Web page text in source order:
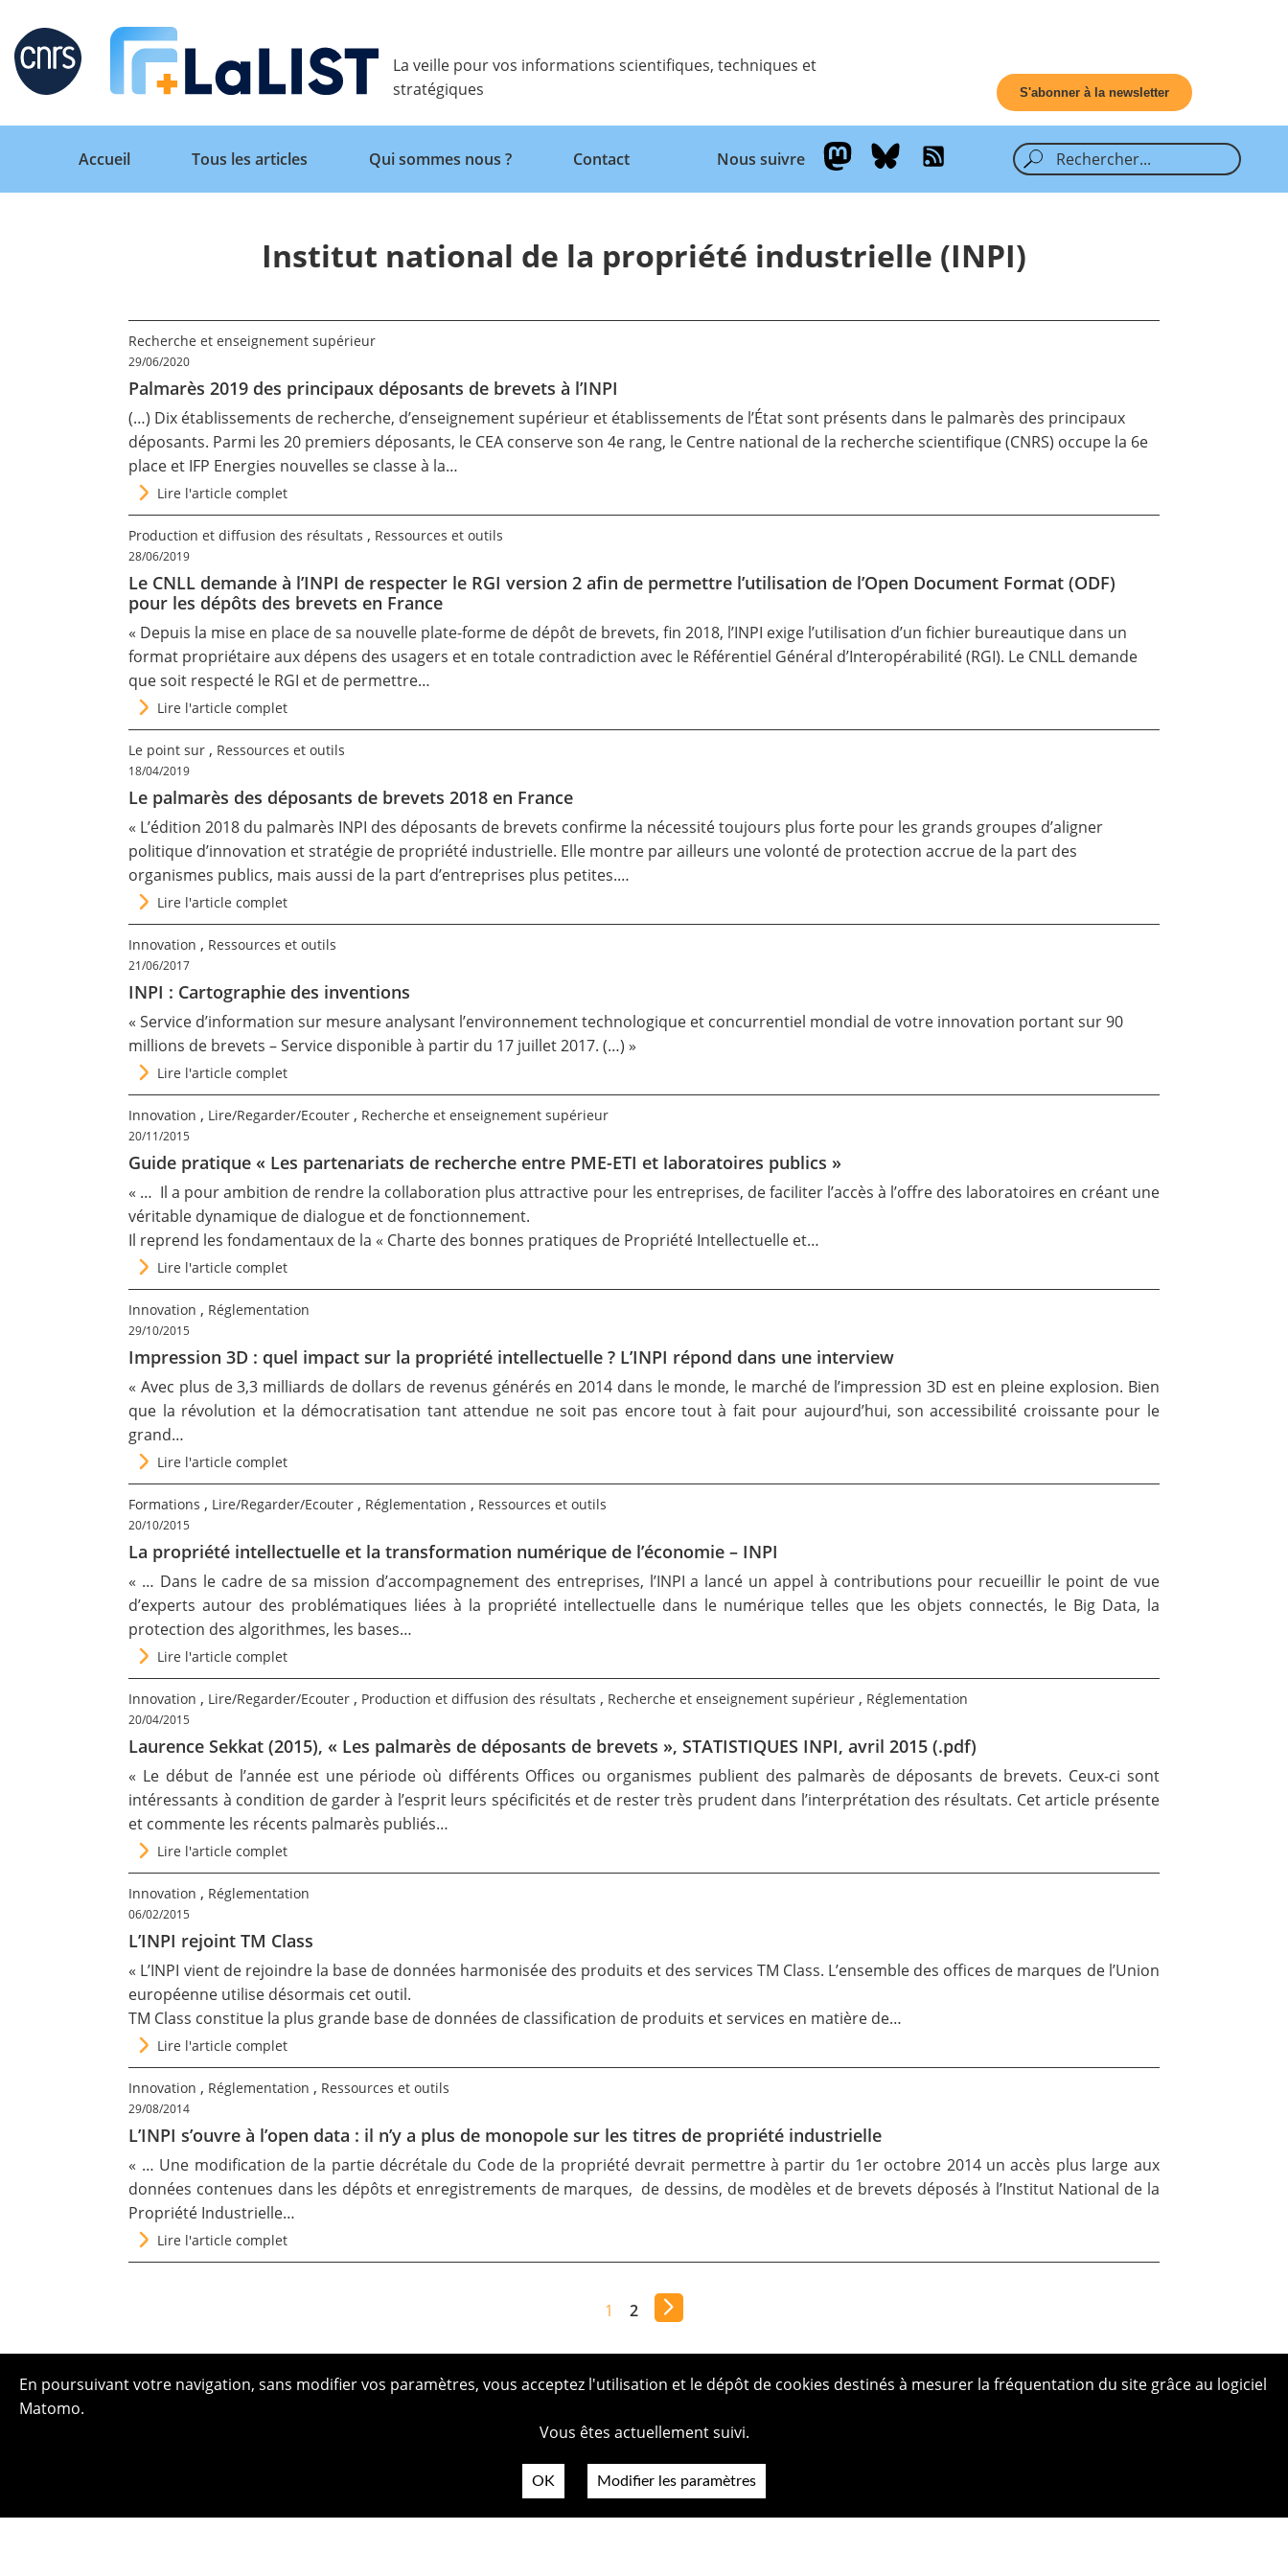
Retour
Tous les articles
Qui sommes nous ?
La veille pour vos informations scientifiques, techniques et
stratégiques
S'abonner à la newsletter
Accueil Tous les articles Qui sommes nous ? Contact Nous suivre
Institut national de la propriété industrielle (INPI)
Recherche et enseignement supérieur
29/06/2020
Palmarès 2019 des principaux déposants de brevets à l’INPI
(…) Dix établissements de recherche, d’enseignement supérieur et établissements de l’État sont présents dans le palmarès des principaux
déposants. Parmi les 20 premiers déposants, le CEA conserve son 4e rang, le Centre national de la recherche scientifique (CNRS) occupe la 6e
place et IFP Energies nouvelles se classe à la…
Lire l'article complet
Production et diffusion des résultats , Ressources et outils
28/06/2019
Le CNLL demande à l’INPI de respecter le RGI version 2 afin de permettre l’utilisation de l’Open Document Format (ODF)
pour les dépôts des brevets en France
« Depuis la mise en place de sa nouvelle plate-forme de dépôt de brevets, fin 2018, l’INPI exige l’utilisation d’un fichier bureautique dans un
format propriétaire aux dépens des usagers et en totale contradiction avec le Référentiel Général d’Interopérabilité (RGI). Le CNLL demande
que soit respecté le RGI et de permettre…
Lire l'article complet
Le point sur , Ressources et outils
18/04/2019
Le palmarès des déposants de brevets 2018 en France
« L’édition 2018 du palmarès INPI des déposants de brevets confirme la nécessité toujours plus forte pour les grands groupes d’aligner
politique d’innovation et stratégie de propriété industrielle. Elle montre par ailleurs une volonté de protection accrue de la part des
organismes publics, mais aussi de la part d’entreprises plus petites.…
Lire l'article complet
Innovation , Ressources et outils
21/06/2017
INPI : Cartographie des inventions
« Service d’information sur mesure analysant l’environnement technologique et concurrentiel mondial de votre innovation portant sur 90
millions de brevets – Service disponible à partir du 17 juillet 2017. (…) »
Lire l'article complet
Innovation , Lire/Regarder/Ecouter , Recherche et enseignement supérieur
20/11/2015
Guide pratique « Les partenariats de recherche entre PME-ETI et laboratoires publics »
« … Il a pour ambition de rendre la collaboration plus attractive pour les entreprises, de faciliter l’accès à l’offre des laboratoires en créant une
véritable dynamique de dialogue et de fonctionnement.
Il reprend les fondamentaux de la « Charte des bonnes pratiques de Propriété Intellectuelle et…
Lire l'article complet
Innovation , Réglementation
29/10/2015
Impression 3D : quel impact sur la propriété intellectuelle ? L’INPI répond dans une interview
« Avec plus de 3,3 milliards de dollars de revenus générés en 2014 dans le monde, le marché de l’impression 3D est en pleine explosion. Bien
que la révolution et la démocratisation tant attendue ne soit pas encore tout à fait pour aujourd’hui, son accessibilité croissante pour le
grand…
Lire l'article complet
Formations , Lire/Regarder/Ecouter , Réglementation , Ressources et outils
20/10/2015
La propriété intellectuelle et la transformation numérique de l’économie – INPI
« … Dans le cadre de sa mission d’accompagnement des entreprises, l’INPI a lancé un appel à contributions pour recueillir le point de vue
d’experts autour des problématiques liées à la propriété intellectuelle dans le numérique telles que les objets connectés, le Big Data, la
protection des algorithmes, les bases…
Lire l'article complet
Innovation , Lire/Regarder/Ecouter , Production et diffusion des résultats , Recherche et enseignement supérieur , Réglementation
20/04/2015
Laurence Sekkat (2015), « Les palmarès de déposants de brevets », STATISTIQUES INPI, avril 2015 (.pdf)
« Le début de l’année est une période où différents Offices ou organismes publient des palmarès de déposants de brevets. Ceux-ci sont
intéressants à condition de garder à l’esprit leurs spécificités et de rester très prudent dans l’interprétation des résultats. Cet article présente
et commente les récents palmarès publiés…
Lire l'article complet
Innovation , Réglementation
06/02/2015
L’INPI rejoint TM Class
« L’INPI vient de rejoindre la base de données harmonisée des produits et des services TM Class. L’ensemble des offices de marques de l’Union
européenne utilise désormais cet outil.
TM Class constitue la plus grande base de données de classification de produits et services en matière de…
Lire l'article complet
Innovation , Réglementation , Ressources et outils
29/08/2014
L’INPI s’ouvre à l’open data : il n’y a plus de monopole sur les titres de propriété industrielle
« … Une modification de la partie décrétale du Code de la propriété devrait permettre à partir du 1er octobre 2014 un accès plus large aux
données contenues dans les dépôts et enregistrements de marques, de dessins, de modèles et de brevets déposés à l’Institut National de la
Propriété Industrielle…
Lire l'article complet
1 2
En poursuivant votre navigation, sans modifier vos paramètres, vous acceptez l'utilisation et le dépôt de cookies destinés à mesurer la fréquentation du site grâce au logiciel
Matomo.
Vous êtes actuellement suivi.
OK Modifier les paramètres